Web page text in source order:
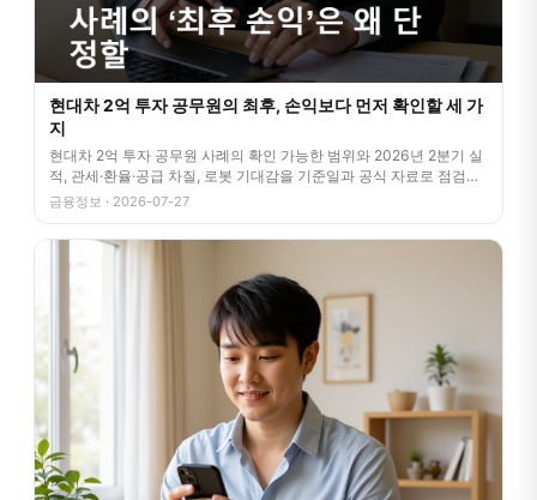
현대차 2억 투자 공무원의 최후, 손익보다 먼저 확인할 세 가
지
현대차 2억 투자 공무원 사례의 확인 가능한 범위와 2026년 2분기 실
적, 관세·환율·공급 차질, 로봇 기대감을 기준일과 공식 자료로 점검합
니
금융정보 · 2026-07-27